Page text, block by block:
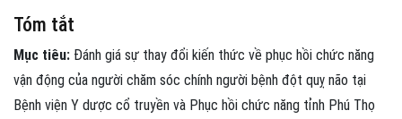
Tóm tắt
Mục tiêu: Đánh giá sự thay đổi kiến thức về phục hồi chức năng
vận động của người chăm sóc chính người bệnh đột quỵ não tại
Bệnh viện Y dược cổ truyền và Phục hồi chức năng tỉnh Phú Thọ